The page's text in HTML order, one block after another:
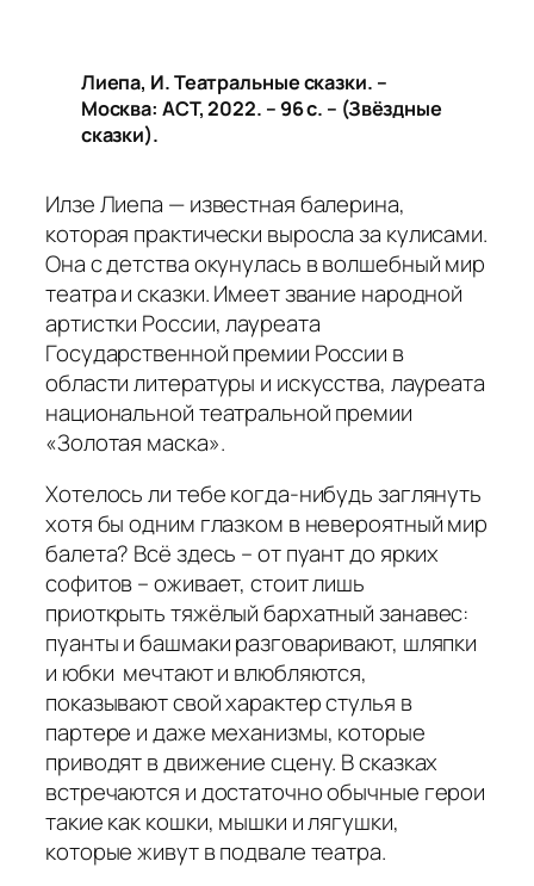
Лиепа, И. Театральные сказки. –
Москва: АСТ, 2022. – 96 с. – (Звёздные
сказки).
Илзе Лиепа — известная балерина,
которая практически выросла за кулисами.
Она с детства окунулась в волшебный мир
театра и сказки. Имеет звание народной
артистки России, лауреата
Государственной премии России в
области литературы и искусства, лауреата
национальной театральной премии
«Золотая маска».
Хотелось ли тебе когда-нибудь заглянуть
хотя бы одним глазком в невероятный мир
балета? Всё здесь – от пуант до ярких
софитов – оживает, стоит лишь
приоткрыть тяжёлый бархатный занавес:
пуанты и башмаки разговаривают, шляпки
и юбки мечтают и влюбляются,
показывают свой характер стулья в
партере и даже механизмы, которые
приводят в движение сцену. В сказках
встречаются и достаточно обычные герои
такие как кошки, мышки и лягушки,
которые живут в подвале театра.